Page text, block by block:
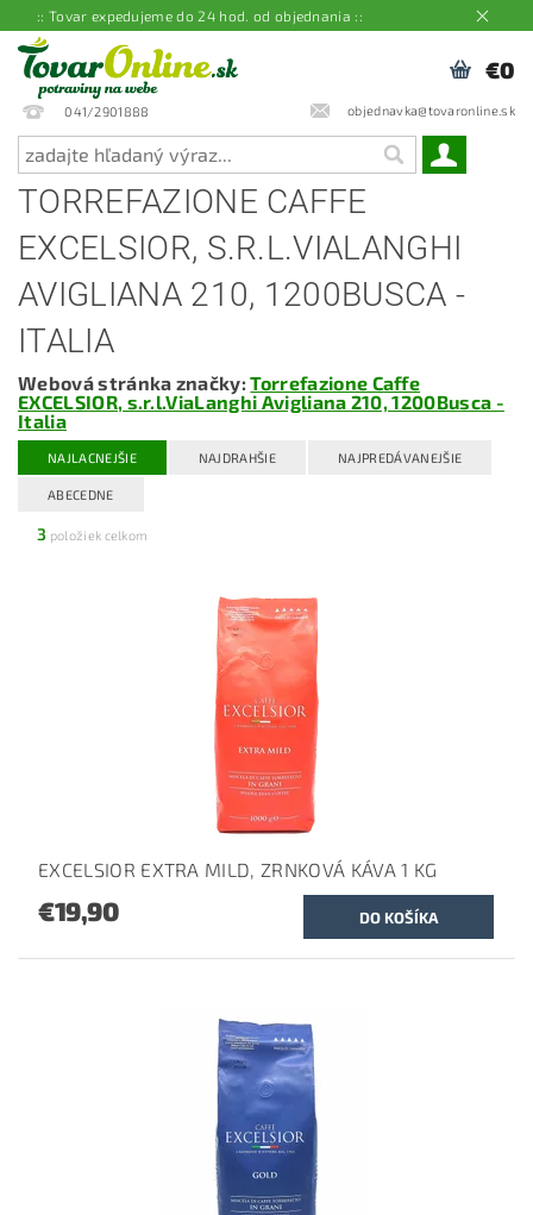
:: Tovar expedujeme do 24 hod. od objednania ::
041/2901888 objednavka@tovaronline.sk
€0
TORREFAZIONE CAFFE
EXCELSIOR, S.R.L.VIALANGHI
AVIGLIANA 210, 1200BUSCA -
ITALIA
Webová stránka značky:Torrefazione Caffe
EXCELSIOR, s.r.l.ViaLanghi Avigliana 210, 1200Busca -
Italia
NAJLACNEJŠIE NAJDRAHŠIE NAJPREDÁVANEJŠIE
ABECEDNE
3 položiek celkom
EXCELSIOR EXTRA MILD, ZRNKOVÁ KÁVA 1 KG
€19,90